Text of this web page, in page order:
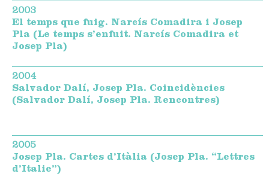
2003
El temps que fuig. Narcís Comadira i Josep
Pla (Le temps s’enfuit. Narcís Comadira et
Josep Pla)
2004
Salvador Dalí, Josep Pla. Coincidències
(Salvador Dalí, Josep Pla. Rencontres)
2005
Josep Pla. Cartes d’Itàlia (Josep Pla. “Lettres
d’Italie”)